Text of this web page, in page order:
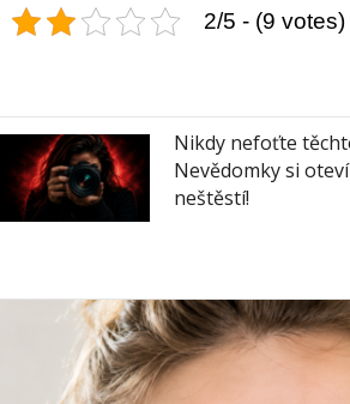
2/5 - (9 votes)
Nikdy nefoťte
Nevědomky si
neštěstí!